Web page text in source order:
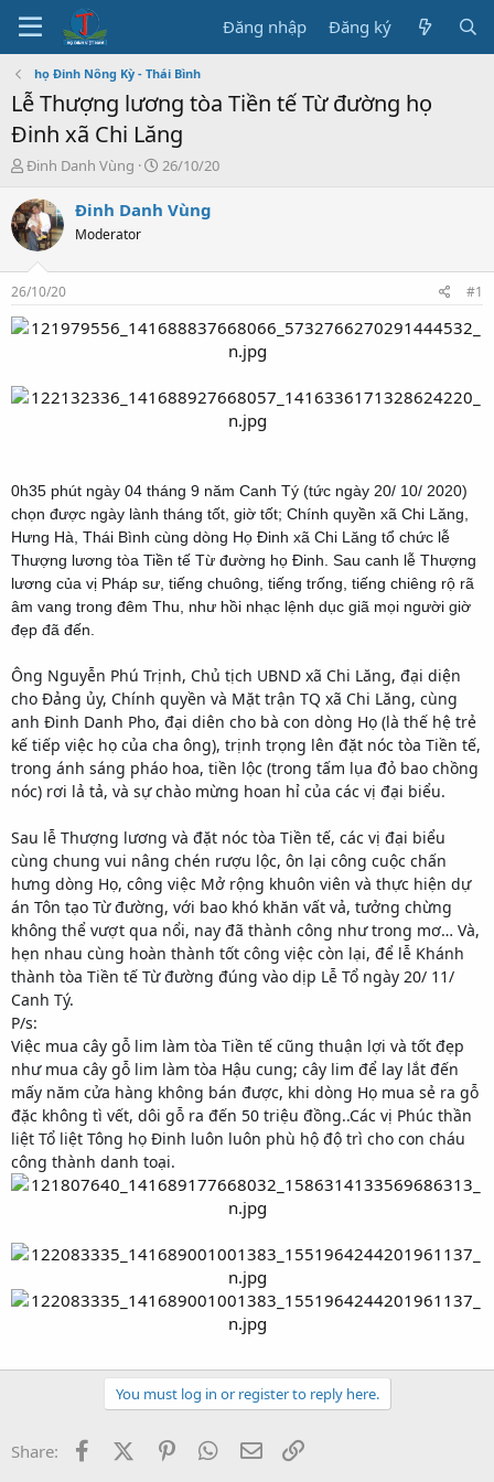
Đăng nhập Đăng ký
họ Đinh Nông Kỳ - Thái Bình
Lễ Thượng lương tòa Tiền tế Từ đường họ
Đinh xã Chi Lăng
T
r
e
a
s
t
a
r
Đinh Danh Vùng
N
à
ầ
26/10/20
Đinh Danh Vùng
Moderator
26/10/20 #1
0h35 phút ngày 04 tháng 9 năm Canh Tý (tức ngày 20/ 10/ 2020)
chọn được ngày lành tháng tốt, giờ tốt; Chính quyền xã Chi Lăng,
Hưng Hà, Thái Bình cùng dòng Họ Đinh xã Chi Lăng tổ chức lễ
Thượng lương tòa Tiền tế Từ đường họ Đinh. Sau canh lễ Thượng
lương của vị Pháp sư, tiếng chuông, tiếng trống, tiếng chiêng rộ rã
âm vang trong đêm Thu, như hồi nhạc lệnh dục giã mọi người giờ
đẹp đã đến.
Ông Nguyễn Phú Trịnh, Chủ tịch UBND xã Chi Lăng, đại diện
cho Đảng ủy, Chính quyền và Mặt trận TQ xã Chi Lăng, cùng
anh Đinh Danh Pho, đại diên cho bà con dòng Họ (là thế hệ trẻ
kế tiếp việc họ của cha ông), trịnh trọng lên đặt nóc tòa Tiền tế,
trong ánh sáng pháo hoa, tiền lộc (trong tấm lụa đỏ bao chồng
nóc) rơi lả tả, và sự chào mừng hoan hỉ của các vị đại biểu.
Sau lễ Thượng lương và đặt nóc tòa Tiền tế, các vị đại biểu
cùng chung vui nâng chén rượu lộc, ôn lại công cuộc chấn
hưng dòng Họ, công việc Mở rộng khuôn viên và thực hiện dự
án Tôn tạo Từ đường, với bao khó khăn vất vả, tưởng chừng
không thể vượt qua nổi, nay đã thành công như trong mơ… Và,
hẹn nhau cùng hoàn thành tốt công việc còn lại, để lễ Khánh
thành tòa Tiền tế Từ đường đúng vào dịp Lễ Tổ ngày 20/ 11/
Canh Tý.
P/s:
Việc mua cây gỗ lim làm tòa Tiền tế cũng thuận lợi và tốt đẹp
như mua cây gỗ lim làm tòa Hậu cung; cây lim để lay lắt đến
mấy năm cửa hàng không bán được, khi dòng Họ mua sẻ ra gỗ
đặc không tì vết, dôi gỗ ra đến 50 triệu đồng..Các vị Phúc thần
liệt Tổ liệt Tông họ Đinh luôn luôn phù hộ độ trì cho con cháu
công thành danh toại.
You must log in or register to reply here.
Share: FacebookX (Twitter)PinterestWhatsApp
Email